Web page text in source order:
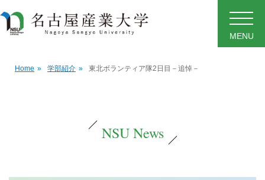
MENU
Home » 学部紹介 » 東北ボランティア隊2日目－追悼－
NSU News